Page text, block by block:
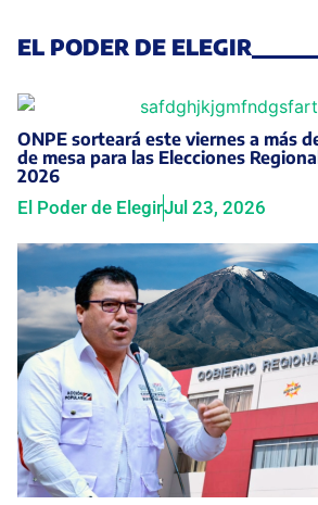
EL PODER DE ELEGIR
ONPE sorteará este viernes a más
de mesa para las Elecciones
2026
El Poder de ElegirJul 23, 2026